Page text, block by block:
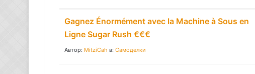
Gagnez Énormément avec la Machine à Sous en
Ligne Sugar Rush €€€
Автор: MitziCah в: Самоделки